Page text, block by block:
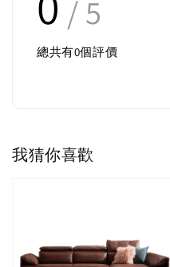
/ 5
總共有0個評價
我猜你喜歡